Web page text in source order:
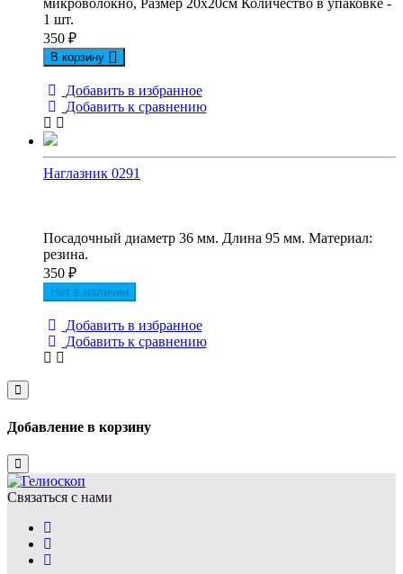
микроволокно, Размер 20х20см Количество в упаковке -
1 шт.
350 ₽
В корзину
Добавить в избранное
Добавить к сравнению
Наглазник 0291
Посадочный диаметр 36 мм. Длина 95 мм. Материал:
резина.
350 ₽
Нет в наличии
Добавить в избранное
Добавить к сравнению
Добавление в корзину
Связаться с нами